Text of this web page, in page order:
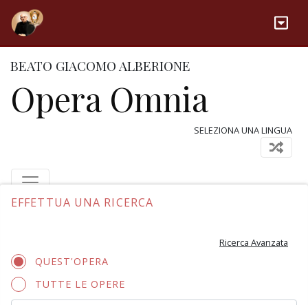
BEATO GIACOMO ALBERIONE
Opera Omnia
SELEZIONA UNA LINGUA
EFFETTUA UNA RICERCA
Ricerca Avanzata
QUEST'OPERA
TUTTE LE OPERE